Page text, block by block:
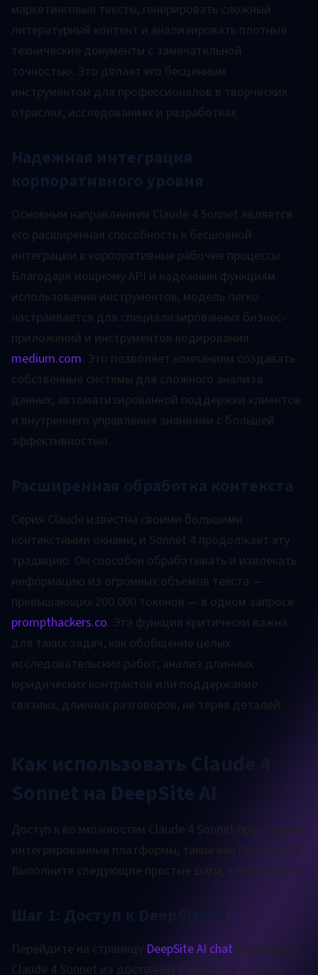
маркетинговые тексты, генерировать сложный
литературный контент и анализировать плотные
технические документы с замечательной
точностью. Это делает его бесценным
инструментом для профессионалов в творческих
отраслях, исследованиях и разработках.
Надежная интеграция
корпоративного уровня
Основным направлением Claude 4 Sonnet является
его расширенная способность к бесшовной
интеграции в корпоративные рабочие процессы.
Благодаря мощному API и надежным функциям
использования инструментов, модель легко
настраивается для специализированных бизнес-
приложений и инструментов кодирования
medium.com . Это позволяет компаниям создавать
собственные системы для сложного анализа
данных, автоматизированной поддержки клиентов
и внутреннего управления знаниями с большей
эффективностью.
Расширенная обработка контекста
Серия Claude известна своими большими
контекстными окнами, и Sonnet 4 продолжает эту
традицию. Он способен обрабатывать и извлекать
информацию из огромных объемов текста —
превышающих 200 000 токенов — в одном запросе
prompthackers.co . Эта функция критически важна
для таких задач, как обобщение целых
исследовательских работ, анализ длинных
юридических контрактов или поддержание
связных, длинных разговоров, не теряя деталей.
Как использовать Claude 4
Sonnet на DeepSite AI
Доступ к возможностям Claude 4 Sonnet прост через
интегрированные платформы, такие как DeepSite AI.
Выполните следующие простые шаги, чтобы начать.
Шаг 1: Доступ к DeepSite AI
Перейдите на страницу DeepSite AI chat и выберите
Claude 4 Sonnet из доступных вариантов модели.